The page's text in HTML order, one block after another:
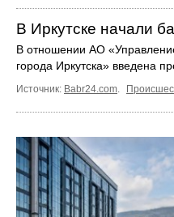
В Иркутске начали
В отношении АО
города Иркутска» введена
Источник: Babr24.com.